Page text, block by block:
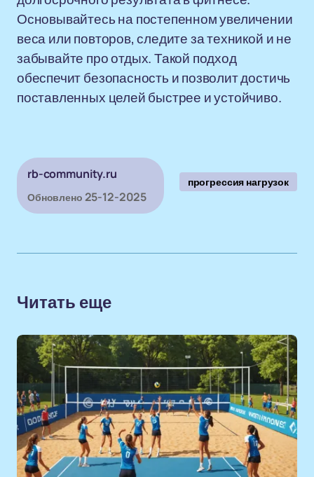
Основывайтесь на постепенном увеличении
веса или повторов, следите за техникой и не
забывайте про отдых. Такой подход
обеспечит безопасность и позволит достичь
поставленных целей быстрее и устойчиво.
rb-community.ru
Обновлено 25-12-2025
прогрессия нагрузок
Читать еще